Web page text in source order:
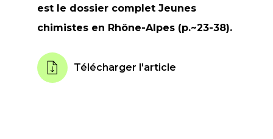
est le dossier complet Jeunes
chimistes en Rhône-Alpes (p.~23-38).
Télécharger l'article